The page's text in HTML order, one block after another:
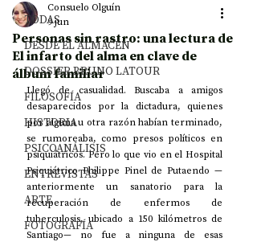
TODAS
DESDE EL ALMACÉN
DOSSIER BRUNO LATOUR
FILOSOFÍA
HISTORIA
PSICOANÁLISIS
ENTREVISTAS
ARTE
FOTOGRAFÍA
Personas sin rastro: una lectura de
El infarto del alma en clave de
álbum familiar
Consuelo Olguín
9 jun
Llegó de casualidad. Buscaba a amigos
desaparecidos por la dictadura, quienes
por alguna u otra razón habían terminado,
se rumoreaba, como presos políticos en
psiquiátricos. Pero lo que vio en el Hospital
Psiquiátrico Philippe Pinel de Putaendo —
anteriormente un sanatorio para la
recuperación de enfermos de
tuberculosis, ubicado a 150 kilómetros de
Santiago— no fue a ninguna de esas